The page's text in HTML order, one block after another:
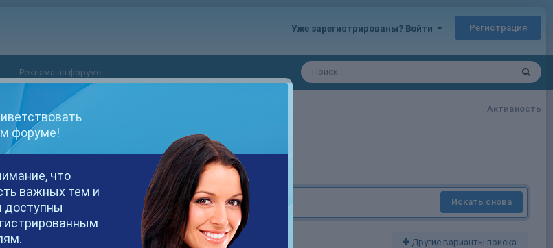
Уже зарегистрированы? Войти Регистрация
Реклама на форуме
Активность
Искать снова
Другие варианты поиска
форуме!
что
важных тем и
доступны